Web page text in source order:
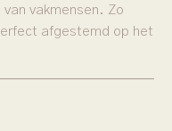
vakmensen. Zo
afgestemd op het